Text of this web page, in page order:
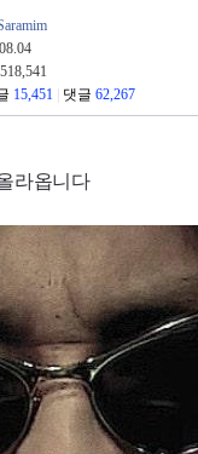
15,451 댓글 62,267
라옵니다